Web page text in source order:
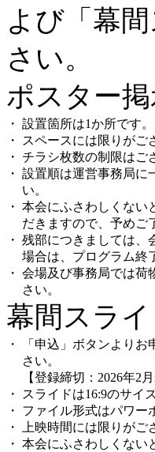
よび「幕
さい。
ポスター
・ 設置箇所は1か所です。
・
スペースには限りがご
・ チラシ枚数の制限はご
・ 設置順は運営事務局に
い。
・ 本会にふさわしくない
だきますので、予めご
・ 残部につきましては、
場合は、プログラム終
・ 会場及び事務局では荷
さい。
幕間スラ
・
「申込」ボタンより
さい。
【登録締切：2026年2
・
スライドは16:9のサイ
・
ファイル形式はパワー
・
上映時間には限りが
・ 本会にふさわしくない